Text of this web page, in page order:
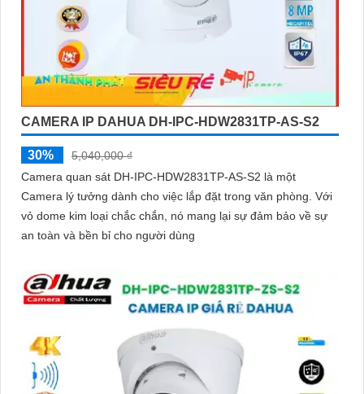
CAMERA IP DAHUA DH-IPC-HDW2831TP-AS-S2
30%
5,040,000 ₫
Camera quan sát DH-IPC-HDW2831TP-AS-S2 là một
Camera lý tưởng dành cho việc lắp đặt trong văn phòng. Với
vỏ dome kim loại chắc chắn, nó mang lại sự đảm bảo về sự
an toàn và bền bỉ cho người dùng